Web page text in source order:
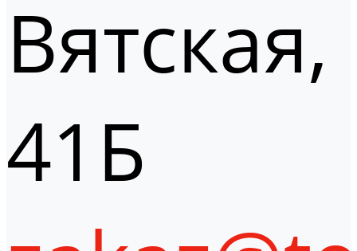
Вятская,
41Б